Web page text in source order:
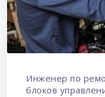
Инженер по
блоков